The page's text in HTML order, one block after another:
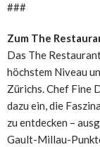
###
Zum The
Das The
höchstem Niveau
Zürichs. Chef Fine
dazu ein, die
zu entdecken –
Gault-Millau-